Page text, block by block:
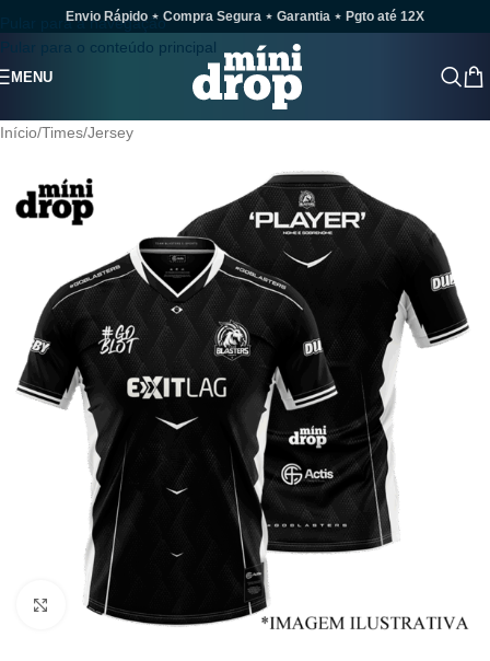
Pular para a navegação
Pular para o conteúdo principal
Envio Rápido ⋆ Compra Segura ⋆ Garantia ⋆ Pgto até 12X
MENU
Início/Times/Jersey
Clique para ampliar